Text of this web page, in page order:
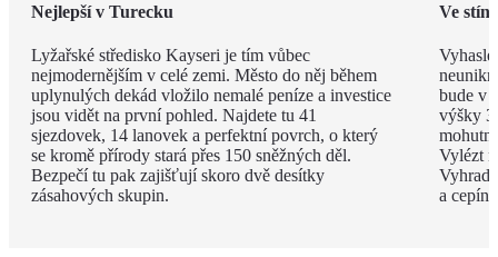
Nejlepší v Turecku
Lyžařské středisko Kayseri je tím vůbec
nejmodernějším v celé zemi. Město do něj během
uplynulých dekád vložilo nemalé peníze a investice
jsou vidět na první pohled. Najdete tu 41
sjezdovek, 14 lanovek a perfektní povrch, o který
se kromě přírody stará přes 150 sněžných děl.
Bezpečí tu pak zajišťují skoro dvě desítky
zásahových skupin.
Ve
bude v
výšky 3
Vylézt
a